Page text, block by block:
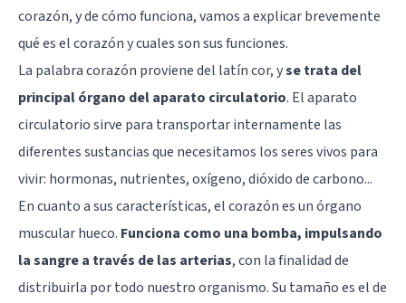
corazón, y de cómo funciona, vamos a explicar brevemente
qué es el corazón y cuales son sus funciones.
La palabra corazón proviene del latín cor, yse trata del
principal órgano del aparato circulatorio. El aparato
circulatorio sirve para transportar internamente las
diferentes sustancias que necesitamos los seres vivos para
vivir: hormonas, nutrientes, oxígeno, dióxido de carbono...
En cuanto a sus características, el corazón es un órgano
muscular hueco. Funciona como una bomba, impulsando
la sangre a través de las arterias, con la finalidad de
distribuirla por todo nuestro organismo. Su tamaño es el de